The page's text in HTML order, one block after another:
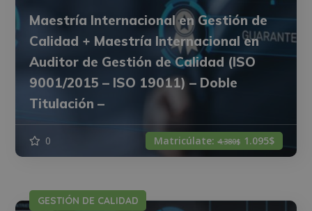
Maestría Internacional en Gestión de
Calidad + Maestría Internacional en
Auditor de Gestión de Calidad (ISO
9001/2015 – ISO 19011) – Doble
Titulación –
0 Matricúlate: 4.380$ 1.095$
GESTIÓN DE CALIDAD